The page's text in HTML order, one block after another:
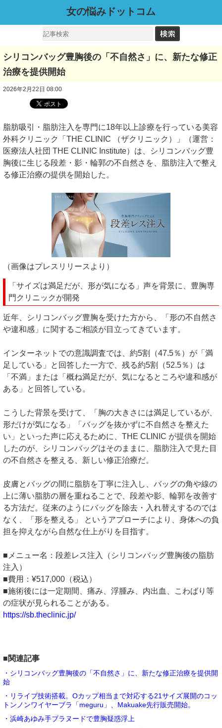
女の悩みドットコム
シリコンバッグ豊胸後の「不自然さ」に、新たな修正
治療を提供開始
2026年2月22日 08:00
脂肪吸引・脂肪注入を専門に18年以上診療を行っている美容
外科クリニック「THE CLINIC （ザクリニック）」（運営：
医療法人社団 THE CLINIC Institute）は、シリコンバッグ豊
胸後に生じる段差・影・輪郭の不自然さを、脂肪注入で整え
る修正治療の提供を開始した。
（画像はプレスリリースより）
「サイズは満足だが、形が気になる」声を背景に、豊胸専
門クリニックが開発
近年、シリコンバッグ豊胸を受けた方から、「形の不自然さ
や違和感」に関するご相談が目立ってきています。
インターネットでの意識調査では、約5割（47.5％）が「満
足している」と回答した一方で、残る約5割（52.5％）は
「不満」または「概ね満足だが、気になるところや違和感が
ある」と回答している。
こうした背景を受けて、「胸の大きさには満足しているが、
形だけが気になる」「バッグを抜かずに不自然さを整えた
い」といった声に応えるために、THE CLINIC が提供を開始
したのが、シリコンバッグはそのままに、脂肪注入で見た目
の不自然さを整える、新しい修正治療だ。
皮膚とバッグの間に脂肪を丁寧に注入し、バッグの角や線の
上に薄い脂肪の層を重ねることで、段差や影、輪郭を改善す
る方法だ。従来のようにバッグを除去・入れ替えするのでは
なく、「形を整える」 というアプローチにより、身体への負
担を抑えながら自然な仕上がりを目指す。
■メニュー名：段差レス注入（シリコンバッグ豊胸後の脂肪
注入）
■費用：¥517,000（税込）
■施術後には一定期間、痛み、浮腫み、内出血、こわばり等
の症状が見られることがある。
https://sb.theclinic.jp/
■関連記事
・シリコンバッグ豊胸後の「不自然さ」に、新たな修正治療を提供開
始
・リライブ技術搭載。Oカップ相当まで対応する21サイズ展開のコッ
トンノンワイヤーブラ「meguru」、Makuake先行販売開始。
・浜崎あゆみ手ブラヌードで豊胸疑惑浮上